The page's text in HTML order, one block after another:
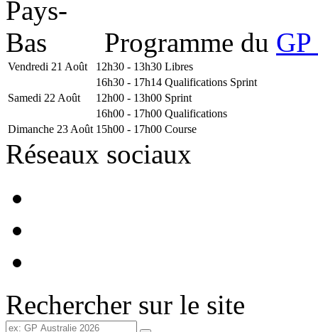
Programme du
Vendredi 21 Août 12h30 - 13h30 Libres
16h30 - 17h14 Qualifications Sprint
Samedi 22 Août
12h00 - 13h00 Sprint
16h00 - 17h00 Qualifications
Dimanche 23 Août 15h00 - 17h00 Course
Réseaux sociaux
Rechercher sur le site